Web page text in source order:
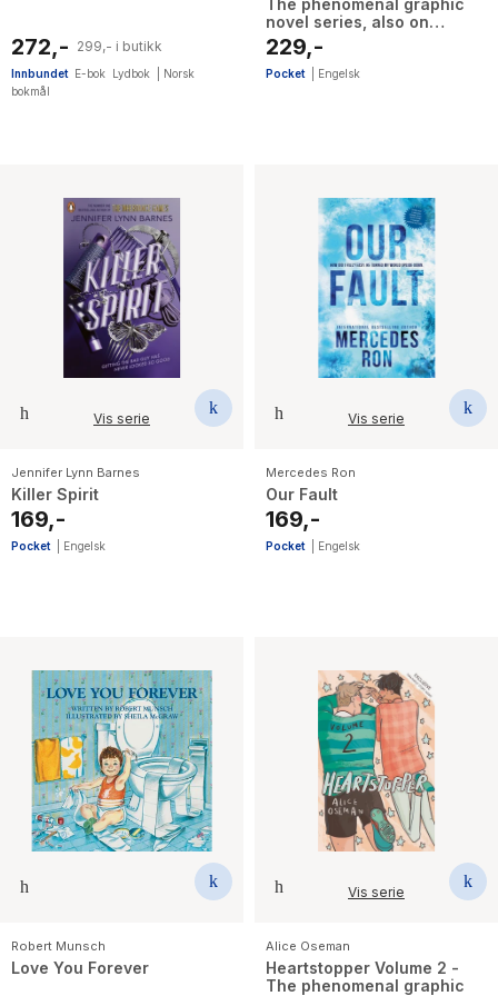
272,- 299,- i butikk
Innbundet E-bok Lydbok
Norsk
bokmål
novel series, also on
Netflix!
229,-
Pocket Engelsk
Vis serie
Jennifer Lynn Barnes
Killer Spirit
169,-
Pocket Engelsk
Vis serie
Mercedes Ron
Our Fault
169,-
Pocket Engelsk
Robert Munsch
Love You Forever
Vis serie
Alice Oseman
Heartstopper Volume 2 -
The phenomenal graphic